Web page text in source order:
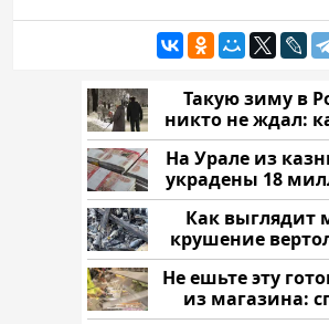
Такую зиму в
никто не ждал:
На Урале из
украдены 18
рублей
Как выглядит
крушение
Кавказе:
Не ешьте эту
из магазина: